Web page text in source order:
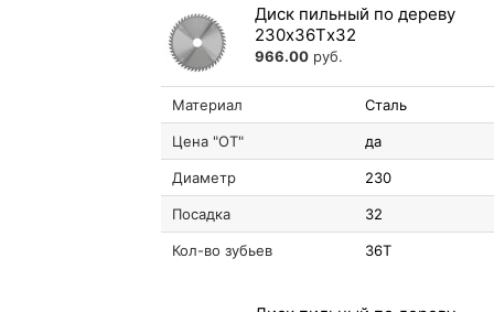
Диск пильный по дереву
230х36Tх32
966.00 руб.
Материал Сталь
Цена "ОТ" да
Диаметр 230
Посадка 32
Кол-во зубьев 36T